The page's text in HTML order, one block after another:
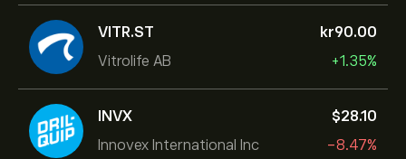
VITR.ST
Vitrolife AB
‎kr‎90.00
+1.35%
INVX
Innovex International Inc
‎$‎28.10
-8.47%